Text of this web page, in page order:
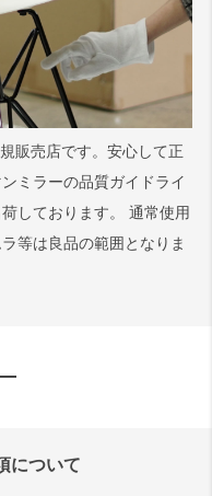
販売店です。安心して正
ミラーの品質ガイドライ
しております。 通常使用
等は良品の範囲となりま
について